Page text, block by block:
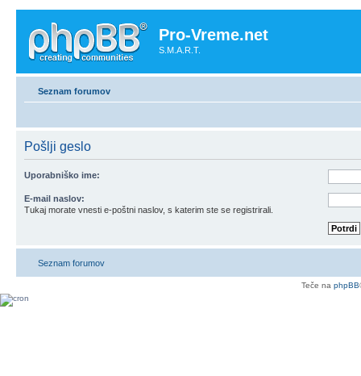
Pro-Vreme.net
S.M.A.R.T.
Seznam forumov
Pošlji geslo
Uporabniško ime:
E-mail naslov:
Tukaj morate vnesti e-poštni naslov, s katerim ste se registrirali.
Seznam forumov
Teče na phpBB